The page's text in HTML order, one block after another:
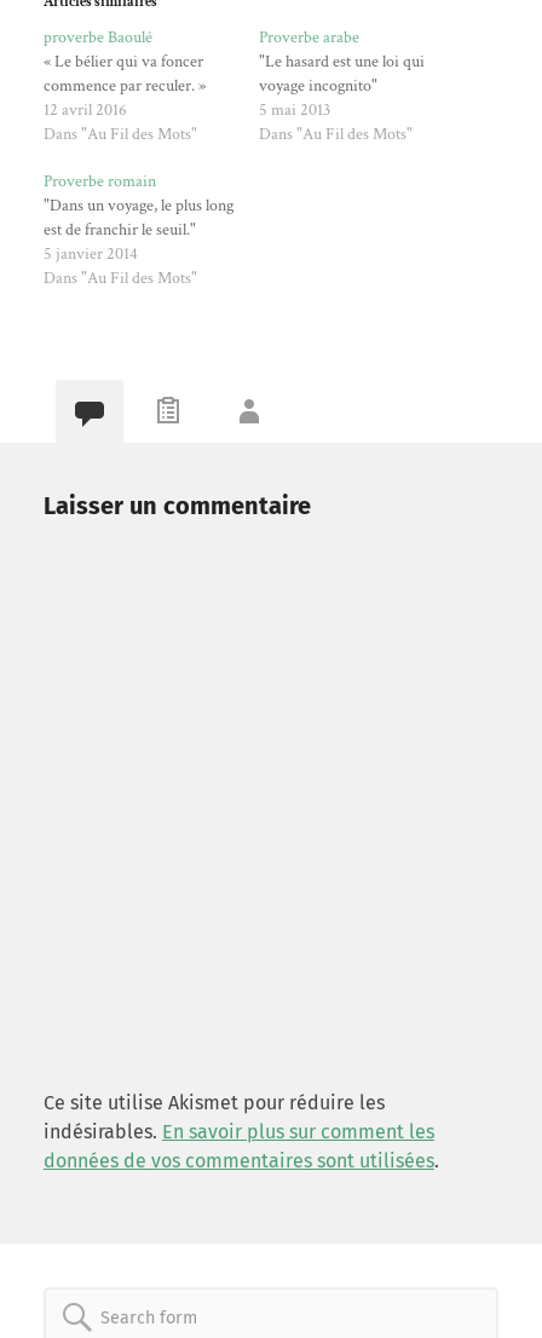
proverbe Baoulé
« Le bélier qui va foncer
commence par reculer. »
12 avril 2016
Dans "Au Fil des Mots"
Proverbe arabe
"Le hasard est une loi qui
voyage incognito"
5 mai 2013
Dans "Au Fil des Mots"
Proverbe romain
"Dans un voyage, le plus long
est de franchir le seuil."
5 janvier 2014
Dans "Au Fil des Mots"
Laisser un commentaire
Ce site utilise Akismet pour réduire les
indésirables. En savoir plus sur comment les
données de vos commentaires sont utilisées.
Search